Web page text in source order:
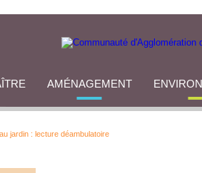
AMÉNAGEMENT
jardin : lecture déambulatoire